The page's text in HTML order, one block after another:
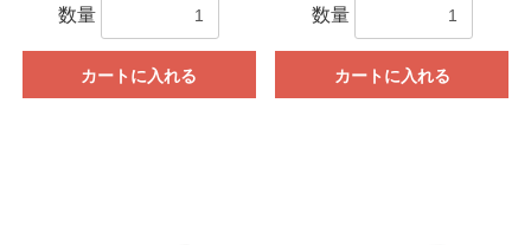
数量
カートに入れる
数量
カートに入れる